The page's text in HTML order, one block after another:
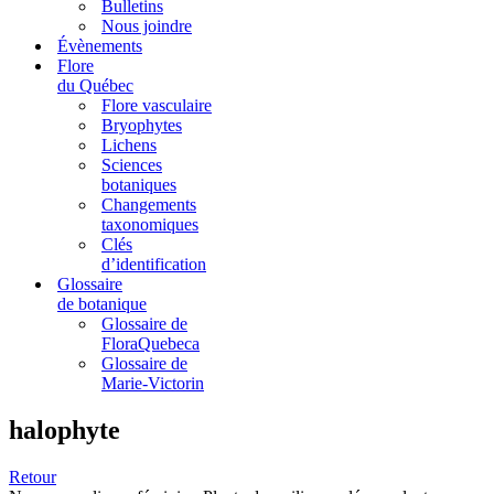
Bulletins
Nous joindre
Évènements
Flore
du Québec
Flore vasculaire
Bryophytes
Lichens
Sciences
botaniques
Changements
taxonomiques
Clés
d’identification
Glossaire
de botanique
Glossaire de
FloraQuebeca
Glossaire de
Marie-Victorin
halophyte
Retour